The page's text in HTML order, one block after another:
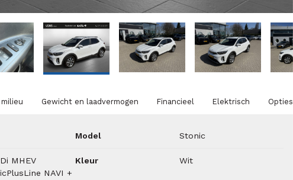
Gewicht en laadvermogen Financieel Elektrisch Opties
Model Stonic
MHEV
NAVI +
Kleur Wit